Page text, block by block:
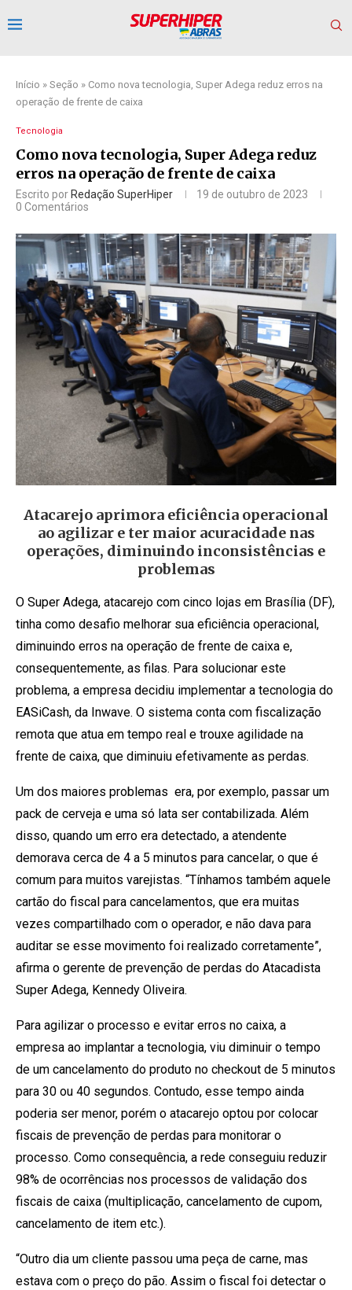
Início » Seção » Como nova tecnologia, Super Adega reduz erros na
operação de frente de caixa
Tecnologia
Como nova tecnologia, Super Adega reduz
erros na operação de frente de caixa
Escrito porRedação SuperHiper
19 de outubro de 2023
0 Comentários
Atacarejo aprimora eficiência operacional
ao agilizar e ter maior acuracidade nas
operações, diminuindo inconsistências e
problemas
O Super Adega, atacarejo com cinco lojas em Brasília (DF),
tinha como desafio melhorar sua eficiência operacional,
diminuindo erros na operação de frente de caixa e,
consequentemente, as filas. Para solucionar este
problema, a empresa decidiu implementar a tecnologia do
EASiCash, da Inwave. O sistema conta com fiscalização
remota que atua em tempo real e trouxe agilidade na
frente de caixa, que diminuiu efetivamente as perdas.
Um dos maiores problemas era, por exemplo, passar um
pack de cerveja e uma só lata ser contabilizada. Além
disso, quando um erro era detectado, a atendente
demorava cerca de 4 a 5 minutos para cancelar, o que é
comum para muitos varejistas. “Tínhamos também aquele
cartão do fiscal para cancelamentos, que era muitas
vezes compartilhado com o operador, e não dava para
auditar se esse movimento foi realizado corretamente”,
afirma o gerente de prevenção de perdas do Atacadista
Super Adega, Kennedy Oliveira.
Para agilizar o processo e evitar erros no caixa, a
empresa ao implantar a tecnologia, viu diminuir o tempo
de um cancelamento do produto no checkout de 5 minutos
para 30 ou 40 segundos. Contudo, esse tempo ainda
poderia ser menor, porém o atacarejo optou por colocar
fiscais de prevenção de perdas para monitorar o
processo. Como consequência, a rede conseguiu reduzir
98% de ocorrências nos processos de validação dos
fiscais de caixa (multiplicação, cancelamento de cupom,
cancelamento de item etc.).
“Outro dia um cliente passou uma peça de carne, mas
estava com o preço do pão. Assim o fiscal foi detectar o